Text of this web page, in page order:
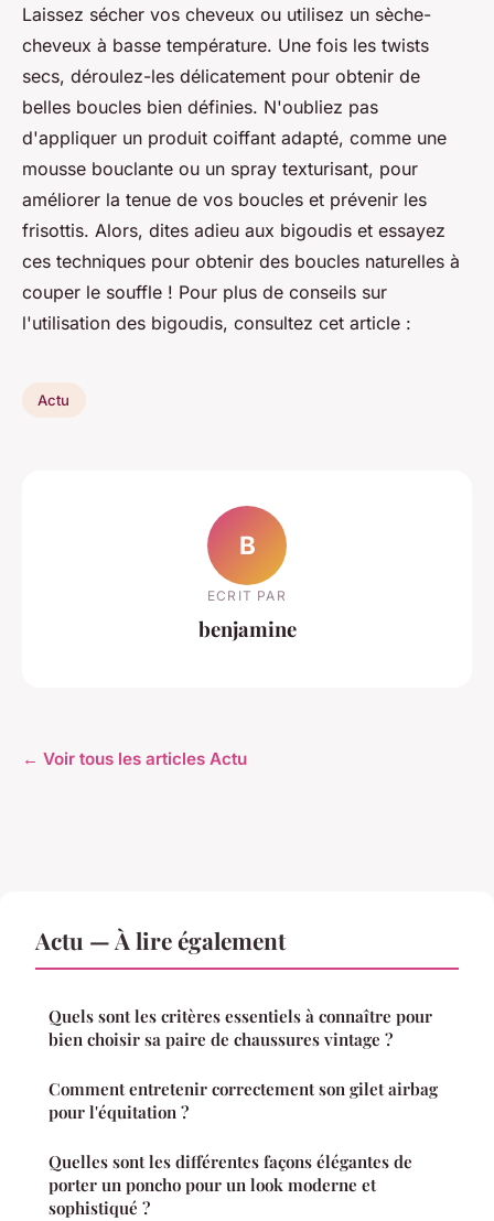
Laissez sécher vos cheveux ou utilisez un sèche-
cheveux à basse température. Une fois les twists
secs, déroulez-les délicatement pour obtenir de
belles boucles bien définies. N'oubliez pas
d'appliquer un produit coiffant adapté, comme une
mousse bouclante ou un spray texturisant, pour
améliorer la tenue de vos boucles et prévenir les
frisottis. Alors, dites adieu aux bigoudis et essayez
ces techniques pour obtenir des boucles naturelles à
couper le souffle ! Pour plus de conseils sur
l'utilisation des bigoudis, consultez cet article :
Actu
B
ECRIT PAR
benjamine
← Voir tous les articles Actu
Actu — À lire également
Quels sont les critères essentiels à connaître pour
bien choisir sa paire de chaussures vintage ?
Comment entretenir correctement son gilet airbag
pour l'équitation ?
Quelles sont les différentes façons élégantes de
porter un poncho pour un look moderne et
sophistiqué ?